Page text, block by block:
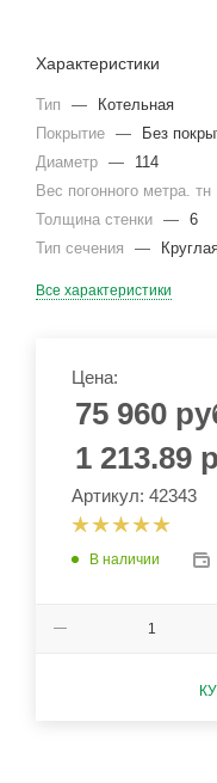
Характеристики
Тип —
Котельная
Покрытие —
Без
Диаметр —
114
Вес погонного метра. тн
Толщина стенки — 6
Тип сечения
—
Все характеристики
Цена:
75 960
1 213.89
Артикул: 42343
В наличии